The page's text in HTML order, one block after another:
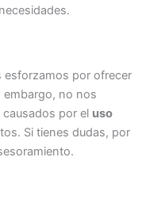
esforzamos por ofrecer
embargo, no nos
por el uso
Si tienes dudas, por